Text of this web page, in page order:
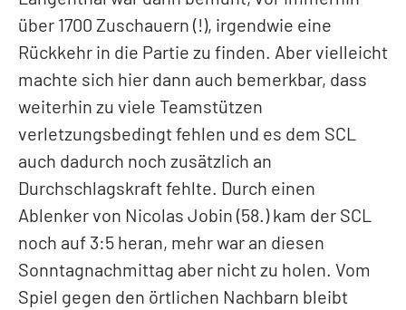
über 1700 Zuschauern (!), irgendwie eine
Rückkehr in die Partie zu finden. Aber vielleicht
machte sich hier dann auch bemerkbar, dass
weiterhin zu viele Teamstützen
verletzungsbedingt fehlen und es dem SCL
auch dadurch noch zusätzlich an
Durchschlagskraft fehlte. Durch einen
Ablenker von Nicolas Jobin (58.) kam der SCL
noch auf 3:5 heran, mehr war an diesen
Sonntagnachmittag aber nicht zu holen. Vom
Spiel gegen den örtlichen Nachbarn bleibt